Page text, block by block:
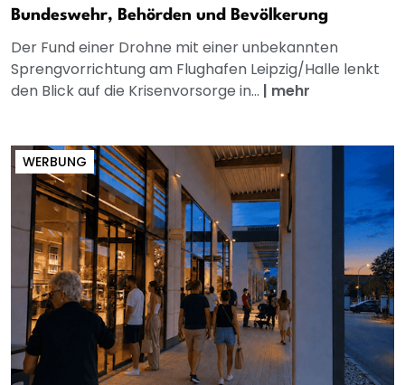
Bundeswehr, Behörden und Bevölkerung
Der Fund einer Drohne mit einer unbekannten
Sprengvorrichtung am Flughafen Leipzig/Halle lenkt
den Blick auf die Krisenvorsorge in... | mehr
WERBUNG